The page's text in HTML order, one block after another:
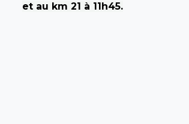
et au km 21 à 11h45.